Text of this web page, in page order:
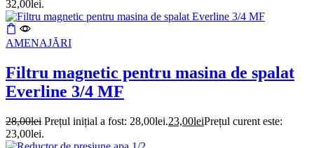
32,00lei.
AMENAJĂRI
Filtru magnetic pentru masina de spalat
Everline 3/4 MF
28,00lei Prețul inițial a fost: 28,00lei.23,00leiPrețul curent este:
23,00lei.